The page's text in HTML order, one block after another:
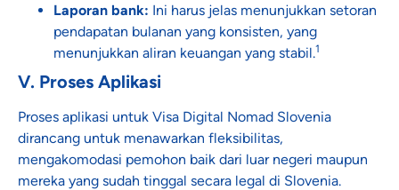
Laporan bank: Ini harus jelas menunjukkan setoran
pendapatan bulanan yang konsisten, yang
menunjukkan aliran keuangan yang stabil.1
V. Proses Aplikasi
Proses aplikasi untuk Visa Digital Nomad Slovenia
dirancang untuk menawarkan fleksibilitas,
mengakomodasi pemohon baik dari luar negeri maupun
mereka yang sudah tinggal secara legal di Slovenia.